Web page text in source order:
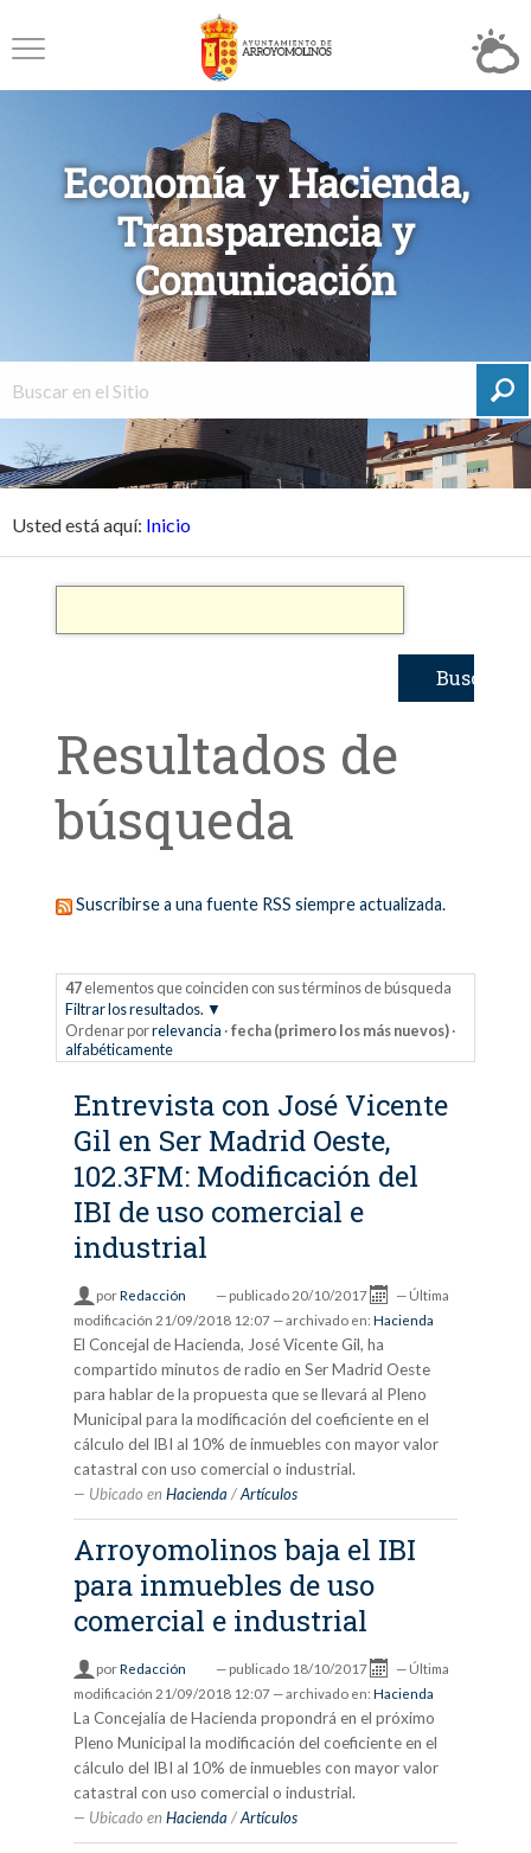
Economía y Hacienda,
Transparencia y
Comunicación
Usted está aquí: Inicio
Resultados de
búsqueda
Suscribirse a una fuente RSS siempre actualizada.
47elementos que coinciden con sus términos de búsqueda
Filtrar los resultados.
Ordenar porrelevancia ·fecha (primero los más nuevos) ·
alfabéticamente
Entrevista con José Vicente
Gil en Ser Madrid Oeste,
102.3FM: Modificación del
IBI de uso comercial e
industrial
porRedacción — publicado 20/10/2017 — Última
modificación 21/09/2018 12:07 — archivado en: Hacienda
El Concejal de Hacienda, José Vicente Gil, ha
compartido minutos de radio en Ser Madrid Oeste
para hablar de la propuesta que se llevará al Pleno
Municipal para la modificación del coeficiente en el
cálculo del IBI al 10% de inmuebles con mayor valor
catastral con uso comercial o industrial.
Ubicado en Hacienda /Artículos
Arroyomolinos baja el IBI
para inmuebles de uso
comercial e industrial
porRedacción — publicado 18/10/2017 — Última
modificación 21/09/2018 12:07 — archivado en: Hacienda
La Concejalía de Hacienda propondrá en el próximo
Pleno Municipal la modificación del coeficiente en el
cálculo del IBI al 10% de inmuebles con mayor valor
catastral con uso comercial o industrial.
Ubicado en Hacienda /Artículos